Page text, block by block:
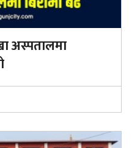
अस्पतालमा